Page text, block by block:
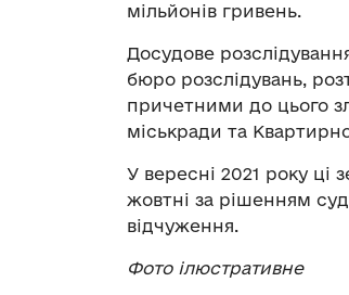
мільйонів гривень.
Досудове
бюро розслідувань,
причетними до цього
міськради та
У вересні 2021 року ці
жовтні за рішенням
відчуження.
Фото ілюстративне